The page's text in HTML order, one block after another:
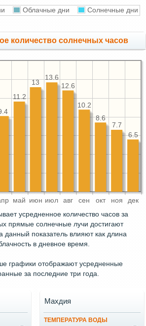
Облачные дни Солнечные дни
количество солнечных часов
май июн июл авг сен окт ноя дек
6.5
7.7
8.6
10.2
12.6
13.6
13
11.2
усредненное количество часов за
прямые солнечные лучи достигают
данный показатель влияют как длина
в дневное время.
графики отображают усредненные
за последние три года.
ТЕМПЕРАТУРА ВОДЫ
Махдия